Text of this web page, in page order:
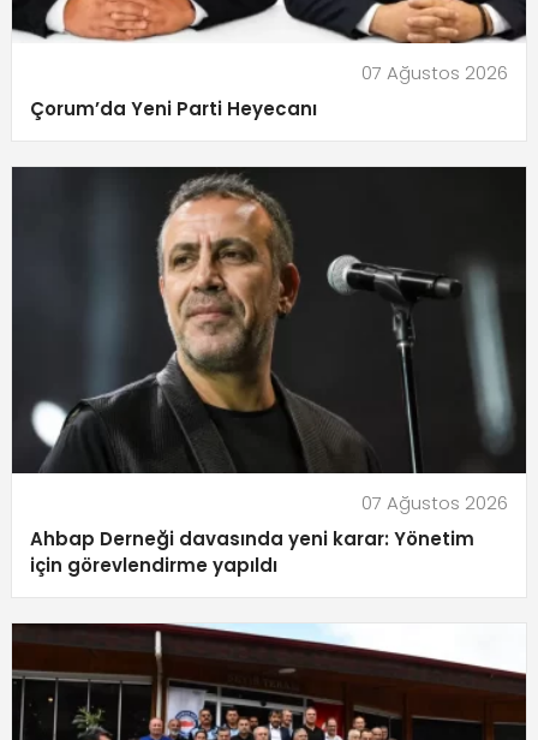
07 Ağustos 2026
Çorum’da Yeni Parti Heyecanı
07 Ağustos 2026
Ahbap Derneği davasında yeni karar: Yönetim
için görevlendirme yapıldı